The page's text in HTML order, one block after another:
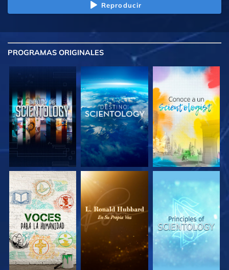
Reproducir
PROGRAMAS ORIGINALES
EXPLORA LAS
SERIES
EXPLORA LAS
SERIES
EXPLORA LAS
SERIES